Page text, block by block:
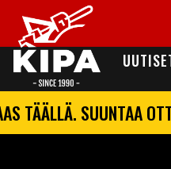
TÄÄLLÄ. SUUNTAA